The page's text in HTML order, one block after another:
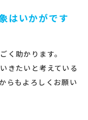
はいかがです
く助かります。
きたいと考えている
らもよろしくお願い